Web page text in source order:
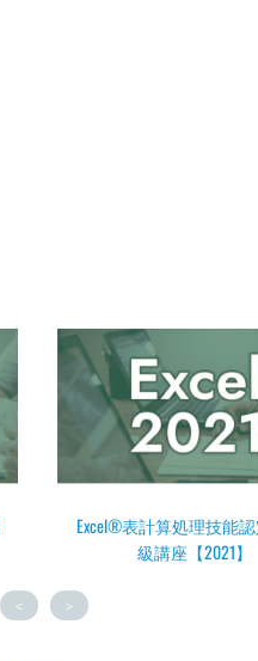
Word文書処理技能認定
座【2021】
＜ ＞